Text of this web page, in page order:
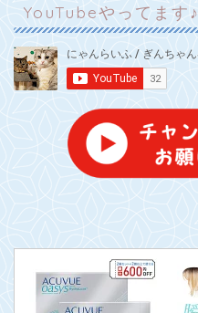
YouTubeやってます♪